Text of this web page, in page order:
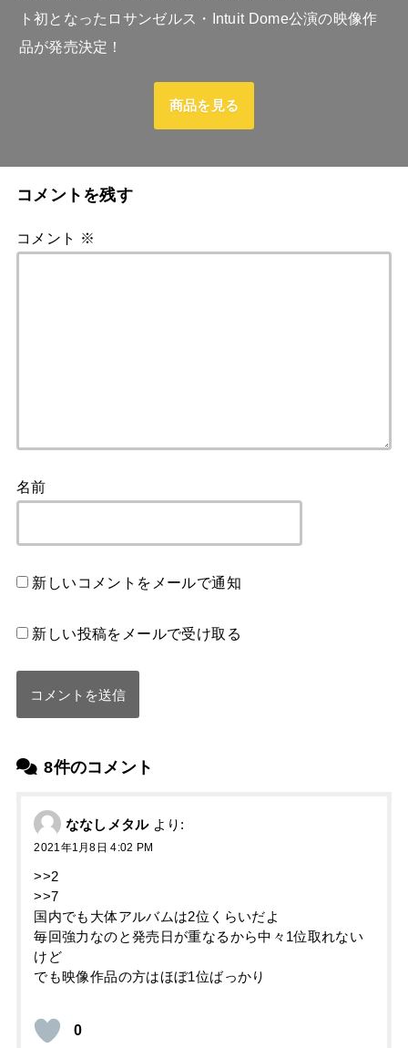
ト初となったロサンゼルス・Intuit Dome公演の映像作
品が発売決定！
商品を見る
8件のコメント
ななしメタル より:
2021年1月8日 4:02 PM
>>2
>>7
国内でも大体アルバムは2位くらいだよ
毎回強力なのと発売日が重なるから中々1位取れない
けど
でも映像作品の方はほぼ1位ばっかり
0
コメントを残す
コメント ※
名前
新しいコメントをメールで通知
新しい投稿をメールで受け取る